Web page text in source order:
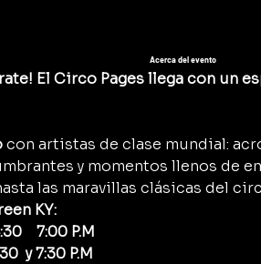
Acerca del evento
El Circo Pages llega con un
con artistas de clase mundial:
y momentos llenos de
las maravillas clásicas del
KY:
7:00 P.M
y 7:30 P.M